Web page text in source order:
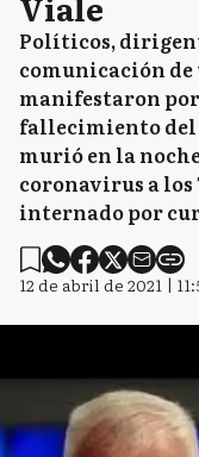
Políticos,
comunicación
manifestaron por
fallecimiento
murió en la
coronavirus a los
internado por
12 de abril de 2021 |